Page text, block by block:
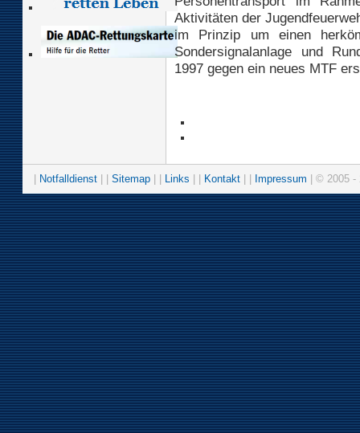
Aktivitäten der
im Prinzip um einen
Sondersignalanlage und
1997 gegen ein neues MTF
Notfalldienst Sitemap Links Kontakt Impressum | © 2005 -